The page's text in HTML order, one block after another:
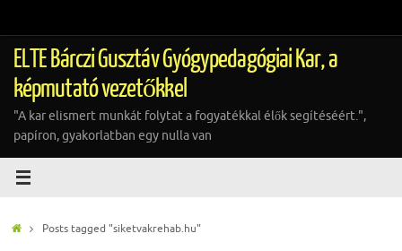
tartalomra
ELTE Bárczi Gusztáv Gyógypedagógiai Kar, a
képmutató vezetőkkel
"A kar elismert munkát folytat a fogyatékkal élők segítéséért.",
papíron, gyakorlatban egy nulla van
HomePosts tagged "siketvakrehab.hu"